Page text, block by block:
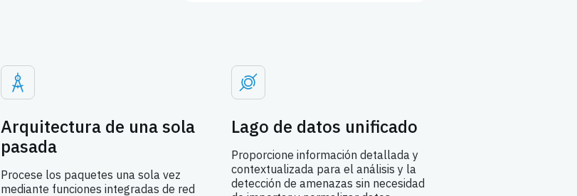
Arquitectura de una sola
pasada
Procese los paquetes una sola vez
mediante funciones integradas de red
Lago de datos unificado
Proporcione información detallada y
contextualizada para el análisis y la
detección de amenazas sin necesidad